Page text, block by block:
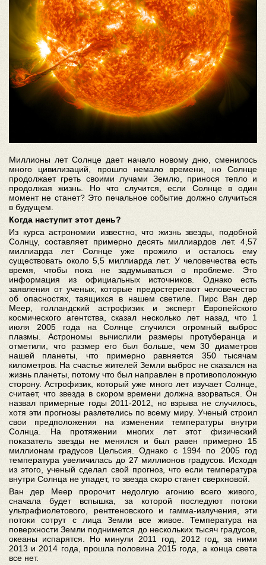
Миллионы лет Солнце дает начало новому дню, сменилось
много цивилизаций, прошло немало времени, но Солнце
продолжает греть своими лучами Землю, принося тепло и
продолжая жизнь. Но что случится, если Солнце в один
момент не станет? Это печальное событие должно случиться
в будущем.
Когда наступит этот день?
Из курса астрономии известно, что жизнь звезды, подобной
Солнцу, составляет примерно десять миллиардов лет. 4,57
миллиарда лет Солнце уже прожило и осталось ему
существовать около 5,5 миллиарда лет. У человечества есть
время, чтобы пока не задумываться о проблеме. Это
информация из официальных источников. Однако есть
заявления от ученых, которые предостерегают человечество
об опасностях, таящихся в нашем светиле. Пирс Ван дер
Меер, голландский астрофизик и эксперт Европейского
космического агентства, сказал несколько лет назад, что 1
июля 2005 года на Солнце случился огромный выброс
плазмы. Астрономы вычислили размеры протуберанца и
отметили, что размер его был больше, чем 30 диаметров
нашей планеты, что примерно равняется 350 тысячам
километров. На счастье жителей Земли выброс не сказался на
жизнь планеты, потому что был направлен в противоположную
сторону. Астрофизик, который уже много лет изучает Солнце,
считает, что звезда в скором времени должна взорваться. Он
назвал примерные годы 2011-2012, но взрыва не случилось,
хотя эти прогнозы разлетелись по всему миру. Ученый строил
свои предположения на изменении температуры внутри
Солнца. На протяжении многих лет этот физический
показатель звезды не менялся и был равен примерно 15
миллионам градусов Цельсия. Однако с 1994 по 2005 год
температура увеличилась до 27 миллионов градусов. Исходя
из этого, ученый сделал свой прогноз, что если температура
внутри Солнца не упадет, то звезда скоро станет сверхновой.
Ван дер Меер пророчит недолгую агонию всего живого,
сначала будет вспышка, за которой последуют потоки
ультрафиолетового, рентгеновского и гамма-излучения, эти
потоки сотрут с лица Земли все живое. Температура на
поверхности Земли поднимется до нескольких тысяч градусов,
океаны испарятся. Но минули 2011 год, 2012 год, за ними
2013 и 2014 года, прошла половина 2015 года, а конца света
все нет.